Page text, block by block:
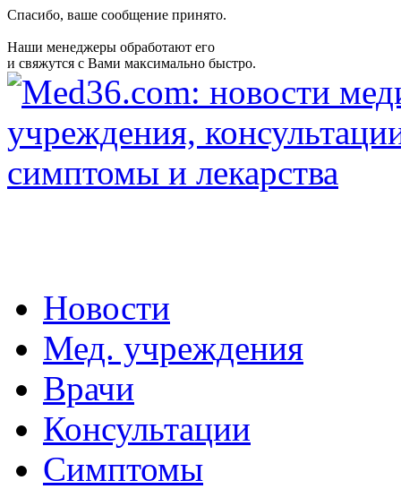
Спасибо, ваше сообщение принято.
Наши менеджеры обработают его
и свяжутся с Вами максимально быстро.
Новости
Мед. учреждения
Врачи
Консультации
Симптомы